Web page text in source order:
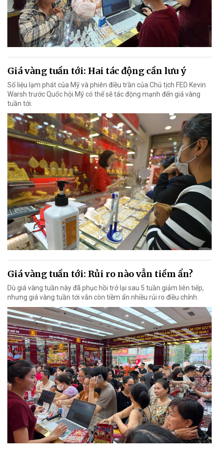
Giá vàng tuần tới: Hai tác động cần lưu ý
Số liệu lạm phát của Mỹ và phiên điều trần của Chủ tịch FED Kevin
Warsh trước Quốc hội Mỹ có thể sẽ tác động mạnh đến giá vàng
tuần tới.
Giá vàng tuần tới: Rủi ro nào vẫn tiềm ẩn?
Dù giá vàng tuần này đã phục hồi trở lại sau 5 tuần giảm liên tiếp,
nhưng giá vàng tuần tới vẫn còn tiềm ẩn nhiều rủi ro điều chỉnh.